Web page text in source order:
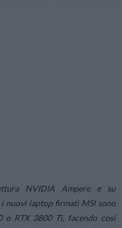
NVIDIA Ampere e su
nuovi laptop firmati MSI sono
o RTX 3800 Ti, facendo così